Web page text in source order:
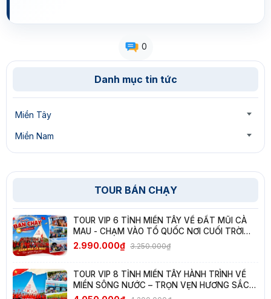
Danh mục tin tức
Miền Tây
Miền Nam
TOUR BÁN CHẠY
TOUR VIP 6 TỈNH MIỀN TÂY VỀ ĐẤT MŨI CÀ
MAU - CHẠM VÀO TỔ QUỐC NƠI CUỐI TRỜI
NAM
2.990.000₫ 3.250.000₫
TOUR VIP 8 TỈNH MIỀN TÂY HÀNH TRÌNH VỀ
MIỀN SÔNG NƯỚC – TRỌN VẸN HƯƠNG SẮC
TÂY NAM BỘ
0